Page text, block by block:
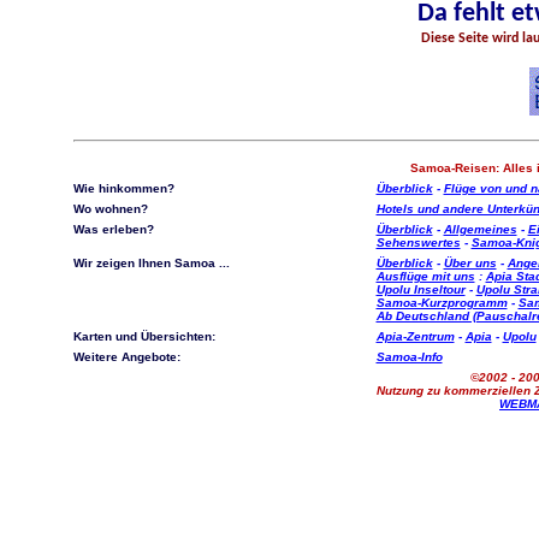
Da fehlt
Diese Seite wird
Samoa-Reisen: Alles
Wie hinkommen?
Überblick- Flüge von und
Wo wohnen?
Hotels und andere
Was erleben?
Überblick- Allgemeines -
Sehenswertes - Samoa-
Wir zeigen Ihnen Samoa ...
Überblick- Über uns -
Ausflüge mit uns : Apia
Upolu Inseltour- Upolu
Samoa-Kurzprogramm-
Ab Deutschland
Karten und Übersichten:
Apia-Zentrum- Apia - Upolu
Weitere Angebote:
Samoa-Info
©2002 -
Nutzung zu kommerziellen